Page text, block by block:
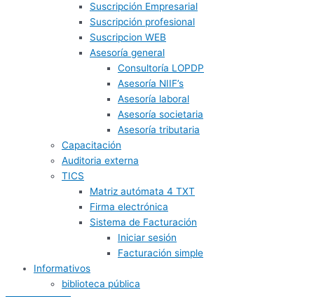
Suscripción Empresarial
Suscripción profesional
Suscripcion WEB
Asesoría general
Consultoría LOPDP
Asesoría NIIF’s
Asesoría laboral
Asesoría societaria
Asesoría tributaria
Capacitación
Auditoria externa
TICS
Matriz autómata 4 TXT
Firma electrónica
Sistema de Facturación
Iniciar sesión
Facturación simple
Informativos
biblioteca pública